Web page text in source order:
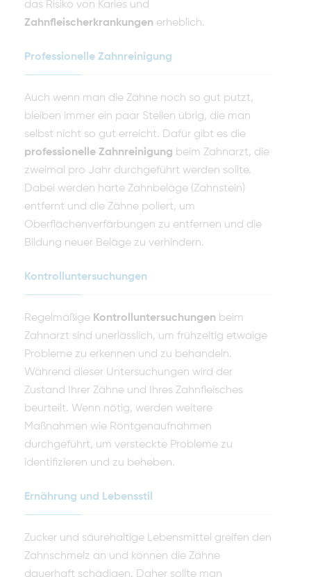
das Risiko von Karies und
Zahnfleischerkrankungen erheblich.
Professionelle Zahnreinigung
Auch wenn man die Zähne noch so gut putzt,
bleiben immer ein paar Stellen übrig, die man
selbst nicht so gut erreicht. Dafür gibt es die
professionelle Zahnreinigung beim Zahnarzt, die
zweimal pro Jahr durchgeführt werden sollte.
Dabei werden harte Zahnbeläge (Zahnstein)
entfernt und die Zähne poliert, um
Oberflächenverfärbungen zu entfernen und die
Bildung neuer Beläge zu verhindern.
Kontrolluntersuchungen
Regelmäßige Kontrolluntersuchungen beim
Zahnarzt sind unerlässlich, um frühzeitig etwaige
Probleme zu erkennen und zu behandeln.
Während dieser Untersuchungen wird der
Zustand Ihrer Zähne und Ihres Zahnfleisches
beurteilt. Wenn nötig, werden weitere
Maßnahmen wie Röntgenaufnahmen
durchgeführt, um versteckte Probleme zu
identifizieren und zu beheben.
Ernährung und Lebensstil
Zucker und säurehaltige Lebensmittel greifen den
Zahnschmelz an und können die Zähne
dauerhaft schädigen. Daher sollte man